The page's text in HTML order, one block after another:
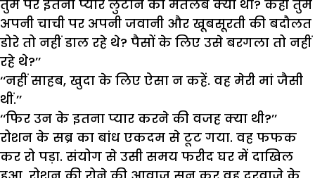
तुम पर इतना प्यार लुटाने का मतलब क्या था? कहीं तुम
अपनी चाची पर अपनी जवानी और खूबसूरती की बदौलत
डोरे तो नहीं डाल रहे थे? पैसों के लिए उसे बरगला तो नहीं
रहे थे?’’
‘‘नहीं साहब, खुदा के लिए ऐसा न कहें. वह मेरी मां जैसी
थीं.’’
‘‘फिर उन के इतना प्यार करने की वजह क्या थी?’’
रोशन के सब्र का बांध एकदम से टूट गया. वह फफक
कर रो पड़ा. संयोग से उसी समय फरीद घर में दाखिल